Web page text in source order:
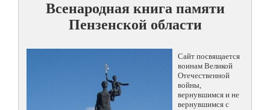
Всенародная книга памяти
Пензенской области
Сайт посвящается
воинам Великой
Отечественной
войны,
вернувшимся и не
вернувшимся с